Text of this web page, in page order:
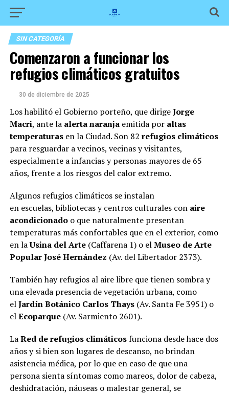
SIN CATEGORÍA
Comenzaron a funcionar los
refugios climáticos gratuitos
30 de diciembre de 2025
Los habilitó el Gobierno porteño, que dirigeJorge
Macri, ante la alerta naranjaemitida por altas
temperaturasen la Ciudad. Son 82 refugios climáticos
para resguardar a vecinos, vecinas y visitantes,
especialmente a infancias y personas mayores de 65
años, frente a los riesgos del calor extremo.
Algunos refugios climáticos se instalan
en escuelas, bibliotecas y centros culturales conaire
acondicionadoo que naturalmente presentan
temperaturas más confortables que en el exterior, como
en laUsina del Arte(Caffarena 1) o elMuseo de Arte
Popular José Hernández (Av. del Libertador 2373).
También hay refugios al aire libre que tienen sombra y
una elevada presencia de vegetación urbana, como
elJardín Botánico Carlos Thays(Av. Santa Fe 3951) o
elEcoparque(Av. Sarmiento 2601).
LaRed de refugios climáticosfunciona desde hace dos
años y si bien son lugares de descanso, no brindan
asistencia médica, por lo que en caso de que una
persona sienta síntomas como mareos, dolor de cabeza,
deshidratación, náuseas o malestar general, se